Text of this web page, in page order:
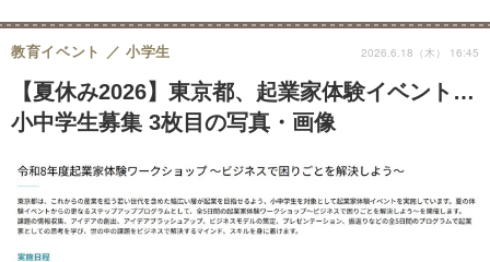
【夏休み2026】東京都、起業家体験イベント…
小中学生募集 3枚目の写真・画像
教育イベント 小学生 2026.6.18（木） 16:45